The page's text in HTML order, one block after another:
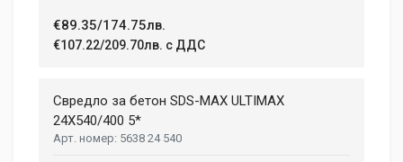
€89.35/174.75лв.
€107.22/209.70лв. с ДДС
Свредло за бетон SDS-MAX ULTIMAX
24X540/400 5*
5638 24 540